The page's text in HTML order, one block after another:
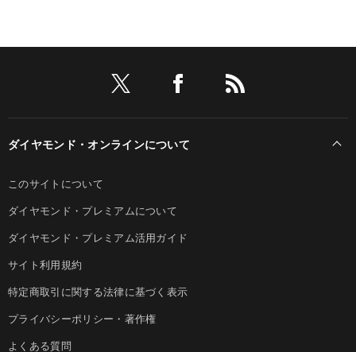
ダイヤモンド・オンラインについて
このサイトについて
ダイヤモンド・プレミアムについて
ダイヤモンド・プレミアム活用ガイド
サイト利用規約
特定商取引に関する法律に基づく表示
プライバシーポリシー・著作権
よくある質問